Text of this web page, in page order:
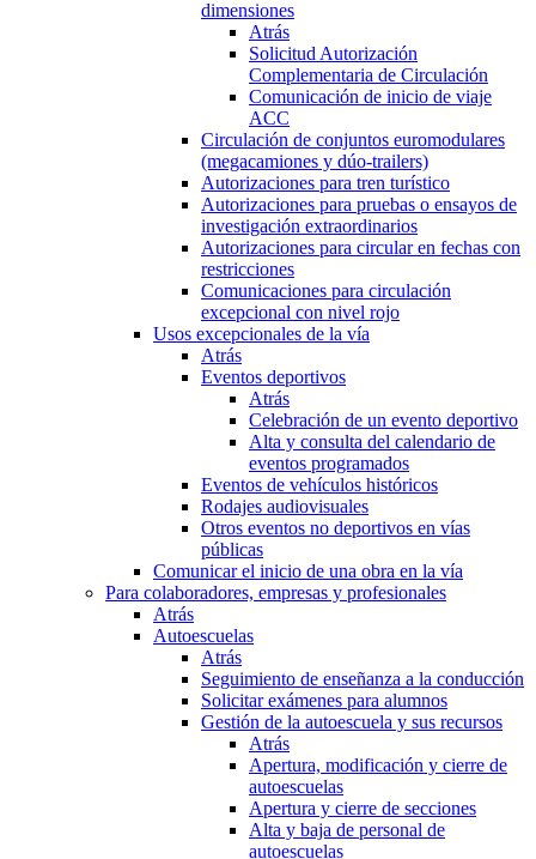
dimensiones
Atrás
Solicitud Autorización
Complementaria de Circulación
Comunicación de inicio de viaje
ACC
Circulación de conjuntos euromodulares
(megacamiones y dúo-trailers)
Autorizaciones para tren turístico
Autorizaciones para pruebas o ensayos de
investigación extraordinarios
Autorizaciones para circular en fechas con
restricciones
Comunicaciones para circulación
excepcional con nivel rojo
Usos excepcionales de la vía
Atrás
Eventos deportivos
Atrás
Celebración de un evento deportivo
Alta y consulta del calendario de
eventos programados
Eventos de vehículos históricos
Rodajes audiovisuales
Otros eventos no deportivos en vías
públicas
Comunicar el inicio de una obra en la vía
Para colaboradores, empresas y profesionales
Atrás
Autoescuelas
Atrás
Seguimiento de enseñanza a la conducción
Solicitar exámenes para alumnos
Gestión de la autoescuela y sus recursos
Atrás
Apertura, modificación y cierre de
autoescuelas
Apertura y cierre de secciones
Alta y baja de personal de
autoescuelas